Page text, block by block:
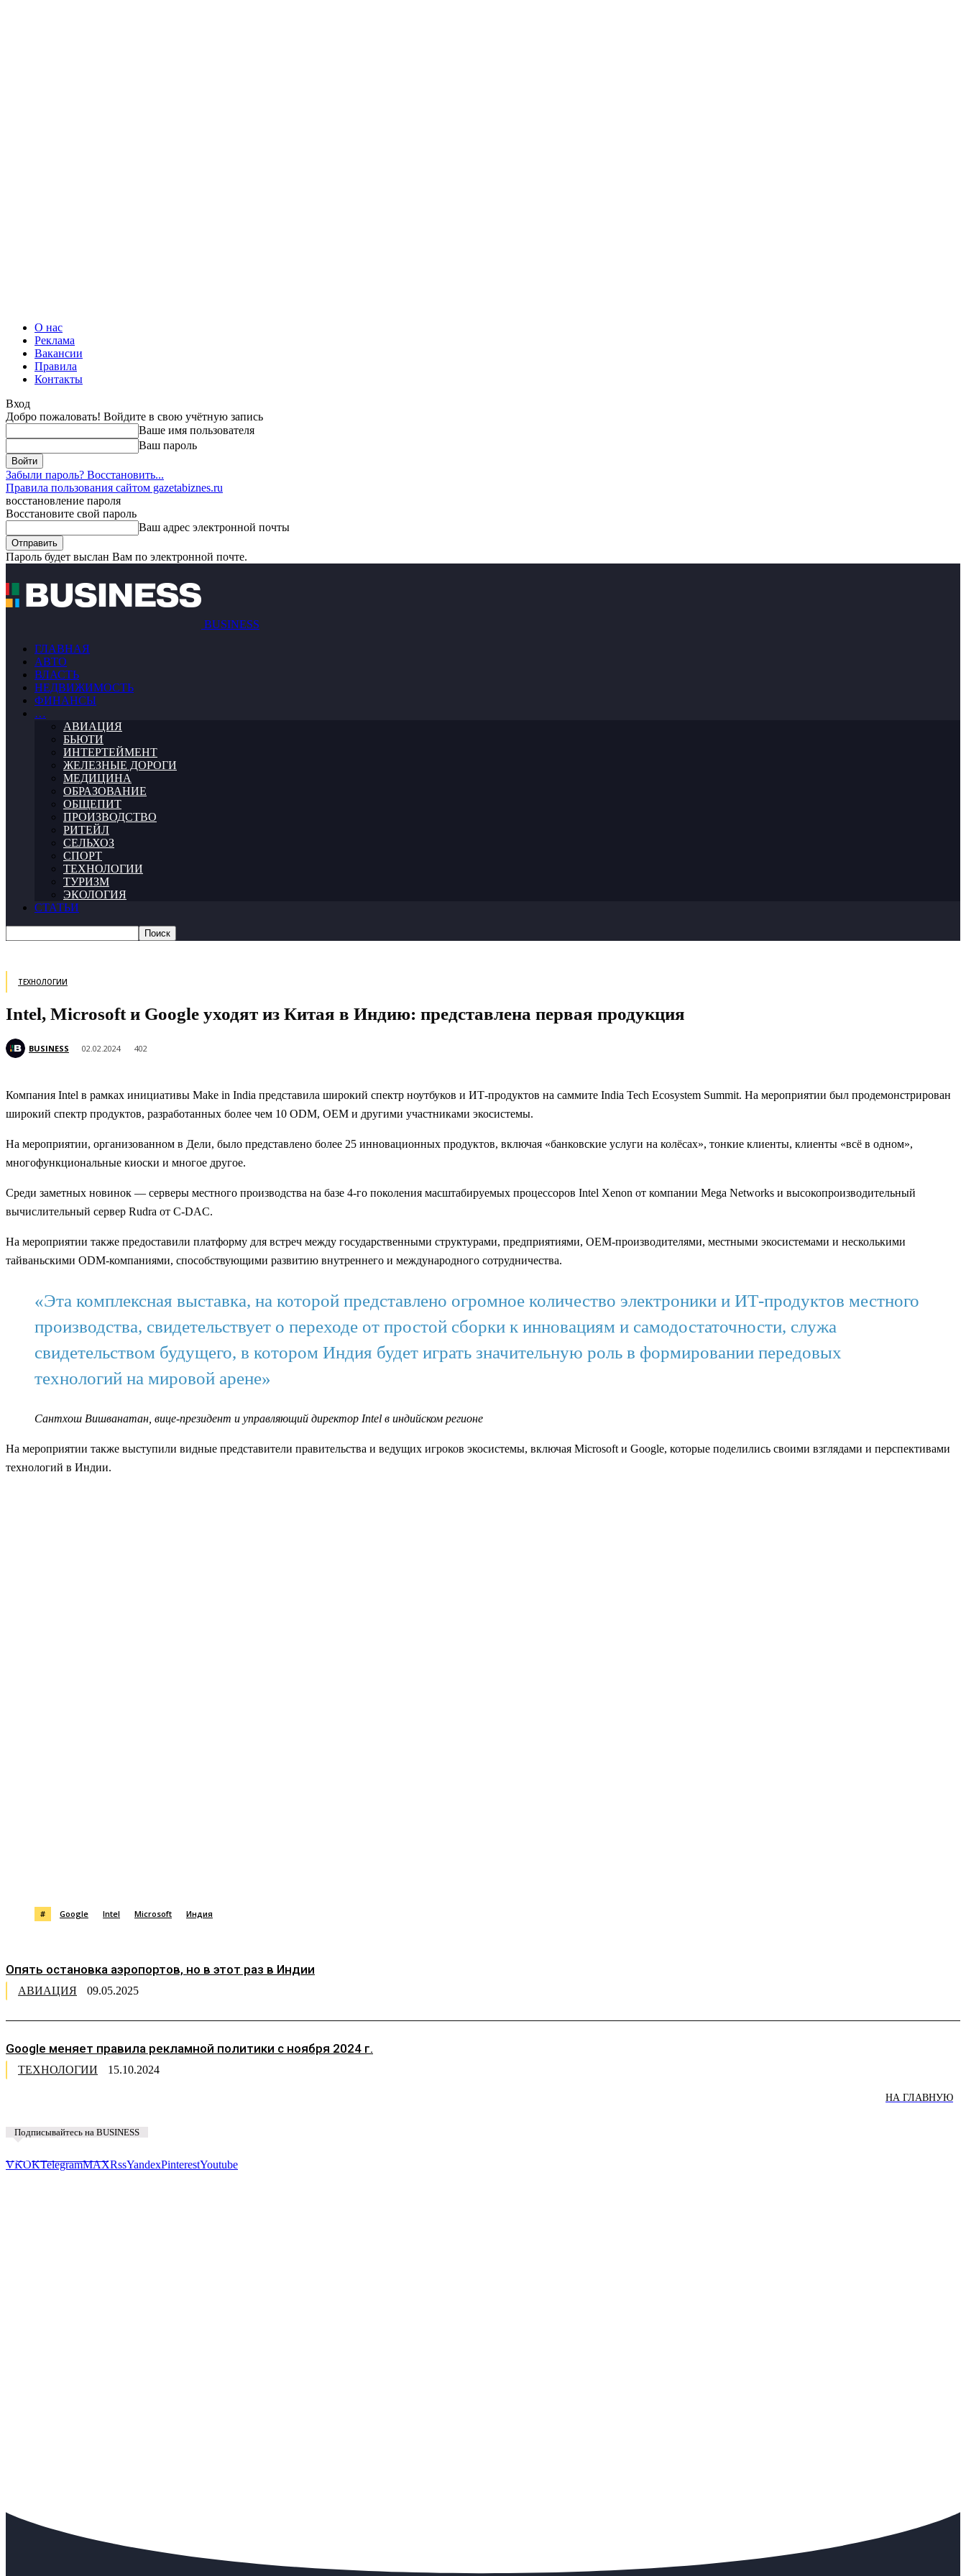
О нас
Реклама
Вакансии
Правила
Контакты
Вход
Добро пожаловать! Войдите в свою учётную запись
Ваше имя пользователя
Ваш пароль
Забыли пароль? Восстановить...
Правила пользования сайтом gazetabiznes.ru
восстановление пароля
Восстановите свой пароль
Ваш адрес электронной почты
Пароль будет выслан Вам по электронной почте.
BUSINESS
ГЛАВНАЯ
АВТО
ВЛАСТЬ
НЕДВИЖИМОСТЬ
ФИНАНСЫ
…
АВИАЦИЯ
БЬЮТИ
ИНТЕРТЕЙМЕНТ
ЖЕЛЕЗНЫЕ ДОРОГИ
МЕДИЦИНА
ОБРАЗОВАНИЕ
ОБЩЕПИТ
ПРОИЗВОДСТВО
РИТЕЙЛ
СЕЛЬХОЗ
СПОРТ
ТЕХНОЛОГИИ
ТУРИЗМ
ЭКОЛОГИЯ
СТАТЬИ
ТЕХНОЛОГИИ
Intel, Microsoft и Google уходят из Китая в Индию: представлена первая продукция
BUSINESS 02.02.2024 402
Компания Intel в рамках инициативы Make in India представила широкий спектр ноутбуков и ИТ-продуктов на саммите India Tech Ecosystem Summit. На мероприятии был продемонстрирован
широкий спектр продуктов, разработанных более чем 10 ODM, OEM и другими участниками экосистемы.
На мероприятии, организованном в Дели, было представлено более 25 инновационных продуктов, включая «банковские услуги на колёсах», тонкие клиенты, клиенты «всё в одном»,
многофункциональные киоски и многое другое.
Среди заметных новинок — серверы местного производства на базе 4-го поколения масштабируемых процессоров Intel Xenon от компании Mega Networks и высокопроизводительный
вычислительный сервер Rudra от C-DAC.
На мероприятии также предоставили платформу для встреч между государственными структурами, предприятиями, OEM-производителями, местными экосистемами и несколькими
тайваньскими ODM-компаниями, способствующими развитию внутреннего и международного сотрудничества.
«Эта комплексная выставка, на которой представлено огромное количество электроники и ИТ-продуктов местного
производства, свидетельствует о переходе от простой сборки к инновациям и самодостаточности, служа
свидетельством будущего, в котором Индия будет играть значительную роль в формировании передовых
технологий на мировой арене»
Сантхош Вишванатан, вице-президент и управляющий директор Intel в индийском регионе
На мероприятии также выступили видные представители правительства и ведущих игроков экосистемы, включая Microsoft и Google, которые поделились своими взглядами и перспективами
технологий в Индии.
# Google Intel Microsoft Индия
Опять остановка аэропортов, но в этот раз в Индии
АВИАЦИЯ 09.05.2025
Google меняет правила рекламной политики с ноября 2024 г.
ТЕХНОЛОГИИ 15.10.2024
НА ГЛАВНУЮ
Подписывайтесь на BUSINESS
VKOKTelegramMAXRssYandexPinterestYoutube